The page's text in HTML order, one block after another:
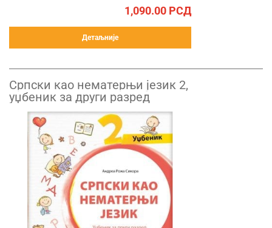
1,090.00 РСД
Детаљније
Српски као нематерњи језик 2,
уџбеник за други разред